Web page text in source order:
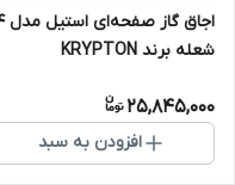
اجاق گاز
شعله برند KRYPTON
25,845,000
افزودن به سبد